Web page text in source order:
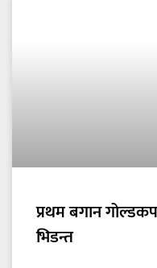
प्रथम बगान
भिडन्त